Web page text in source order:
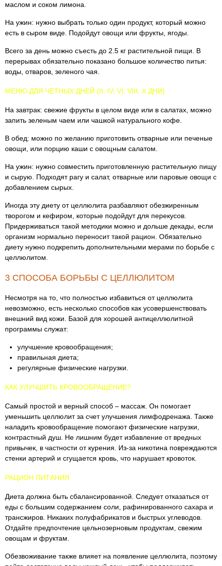
маслом и соком лимона.
На ужин: нужно выбрать только один продукт, который можно
есть в сыром виде. Подойдут овощи или фрукты, ягоды.
Всего за день можно съесть до 2.5 кг растительной пищи. В
перерывах обязательно показано большое количество питья:
воды, отваров, зеленого чая.
МЕНЮ ДЛЯ ЧЕТНЫХ ДНЕЙ (II, IV, VI, VIII, X ДНИ)
На завтрак: свежие фрукты в целом виде или в салатах, можно
запить зеленым чаем или чашкой натурального кофе.
В обед: можно по желанию приготовить отварные или печеные
овощи, или порцию каши с овощным салатом.
На ужин: нужно совместить приготовленную растительную пищу
и сырую. Подходят рагу и салат, отварные или паровые овощи с
добавлением сырых.
Иногда эту диету от целлюлита разбавляют обезжиренным
творогом и кефиром, которые подойдут для перекусов.
Придерживаться такой методики можно и дольше декады, если
организм нормально переносит такой рацион. Обязательно
диету нужно подкрепить дополнительными мерами по борьбе с
целлюлитом.
3 СПОСОБА БОРЬБЫ С ЦЕЛЛЮЛИТОМ
Несмотря на то, что полностью избавиться от целлюлита
невозможно, есть несколько способов как усовершенствовать
внешний вид кожи. Базой для хорошей антицеллюлитной
программы служат:
улучшение кровообращения;
правильная диета;
регулярные физические нагрузки.
КАК УЛУЧШИТЬ КРОВООБРАЩЕНИЕ?
Самый простой и верный способ – массаж. Он помогает
уменьшить целлюлит за счет улучшения лимфодренажа. Также
наладить кровообращение помогают физические нагрузки,
контрастный душ. Не лишним будет избавление от вредных
привычек, в частности от курения. Из-за никотина повреждаются
стенки артерий и сгущается кровь, что нарушает кровоток.
РАЦИОН ПИТАНИЯ
Диета должна быть сбалансированной. Следует отказаться от
еды с большим содержанием соли, рафинированного сахара и
трансжиров. Никаких полуфабрикатов и быстрых углеводов.
Отдайте предпочтение цельнозерновым продуктам, свежим
овощам и фруктам.
Обезвоживание также влияет на появление целлюлита, поэтому